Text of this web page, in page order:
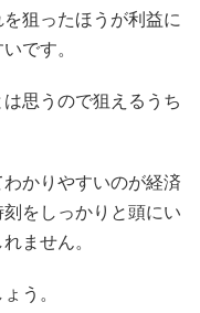
狙ったほうが利益に
です。
思うので狙えるうち
かりやすいのが経済
をしっかりと頭にい
ません。
う。